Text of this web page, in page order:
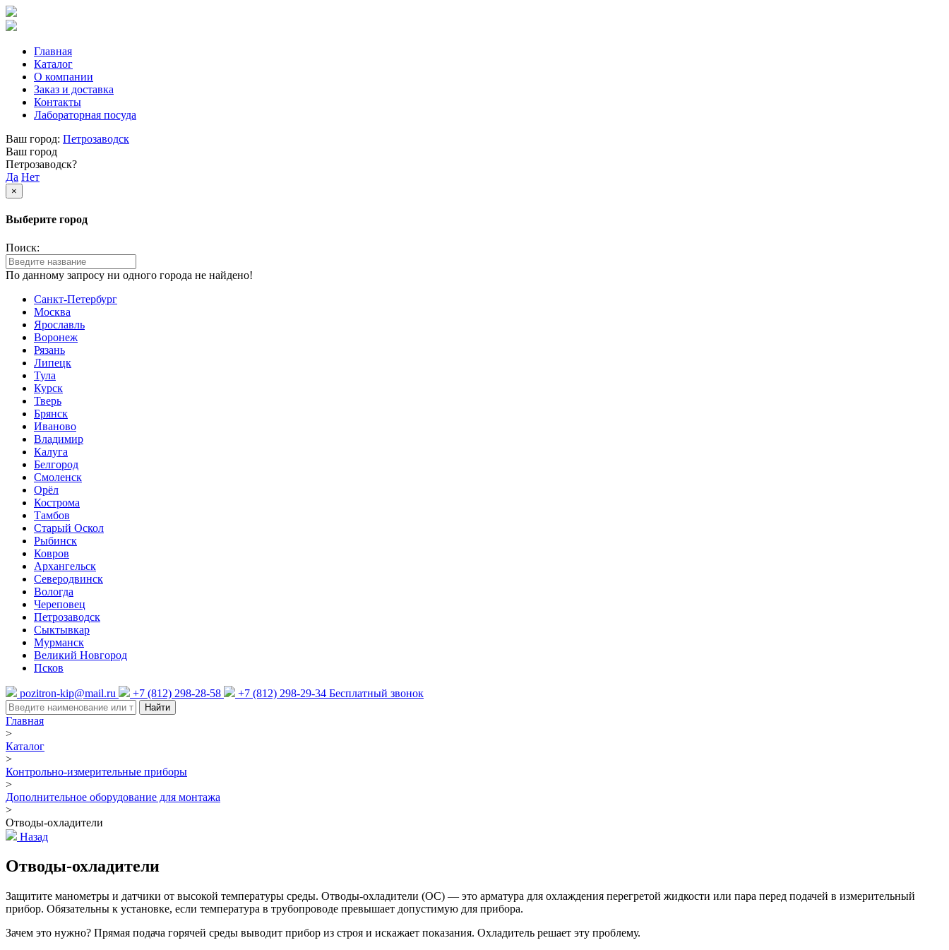
Главная
Каталог
О компании
Заказ и доставка
Контакты
Лабораторная посуда
Ваш город: Петрозаводск
Ваш город
Петрозаводск?
Да Нет
×
Выберите город
Поиск:
По данному запросу ни одного города не найдено!
Санкт-Петербург
Москва
Ярославль
Воронеж
Рязань
Липецк
Тула
Курск
Тверь
Брянск
Иваново
Владимир
Калуга
Белгород
Смоленск
Орёл
Кострома
Тамбов
Старый Оскол
Рыбинск
Ковров
Архангельск
Северодвинск
Вологда
Череповец
Петрозаводск
Сыктывкар
Мурманск
Великий Новгород
Псков
pozitron-kip@mail.ru +7 (812) 298-28-58 +7 (812) 298-29-34 Бесплатный звонок
Найти
Главная
>
Каталог
>
Контрольно-измерительные приборы
>
Дополнительное оборудование для монтажа
>
Отводы-охладители
Назад
Отводы-охладители
Защитите манометры и датчики от высокой температуры среды. Отводы-охладители (ОС) — это арматура для охлаждения перегретой жидкости или пара перед подачей в измерительный
прибор. Обязательны к установке, если температура в трубопроводе превышает допустимую для прибора.
Зачем это нужно? Прямая подача горячей среды выводит прибор из строя и искажает показания. Охладитель решает эту проблему.